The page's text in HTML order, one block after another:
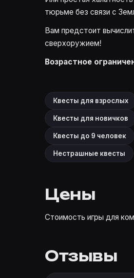
тюрьме без связи с
Вам предстоит
сверхоружием!
Возрастное
Квесты для взрослых
Квесты для новичков
Квесты до 9 человек
Нестрашные квесты
Цены
Стоимость игры для
Отзывы